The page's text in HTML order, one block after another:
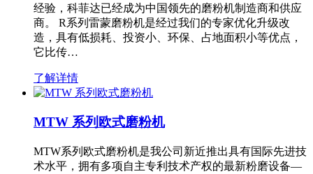
经验，科菲达已经成为中国领先的磨粉机制造商和供应
商。 R系列雷蒙磨粉机是经过我们的专家优化升级改
造，具有低损耗、投资小、环保、占地面积小等优点，
它比传…
了解详情
MTW 系列欧式磨粉机
MTW系列欧式磨粉机是我公司新近推出具有国际先进技
术水平，拥有多项自主专利技术产权的最新粉磨设备—